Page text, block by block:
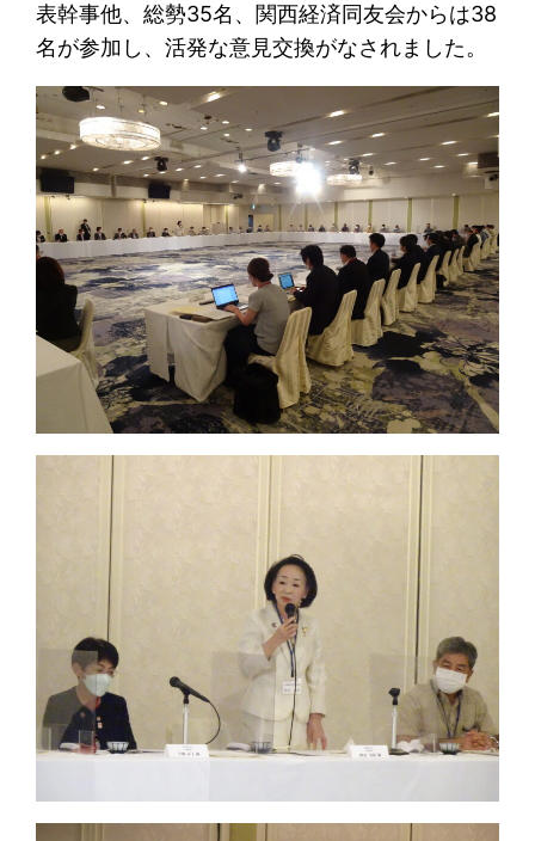
表幹事他、総勢35名、関西経済同友会からは38
名が参加し、活発な意見交換がなされました。